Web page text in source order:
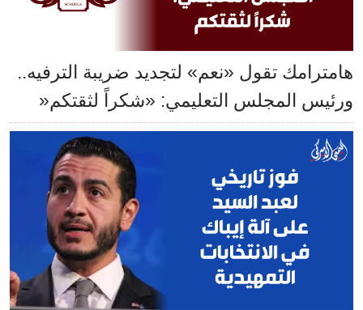
هامترامك تقول «نعم» لتجديد ضريبة الترفيه..
ورئيس المجلس التعليمي: «شكراً لثقتكم«